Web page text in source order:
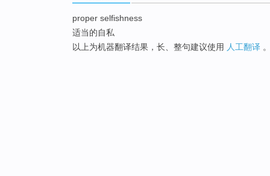
proper selfishness
适当的自私
以上为机器翻译结果，长、整句建议使用 人工翻译